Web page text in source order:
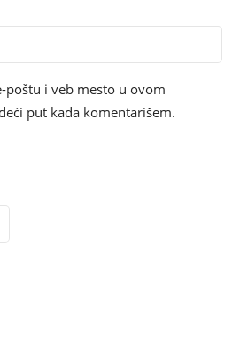
poštu i veb mesto u ovom
put kada komentarišem.